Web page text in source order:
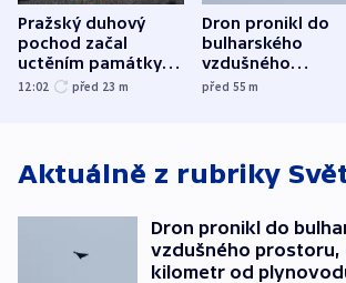
Pražský duhový
pochod začal
uctěním památky
obětí berlínského
12:02 před 23 m
Dron pronikl do
bulharského
vzdušného
prostoru,
před 55m
Aktuálně z rubriky
Dron pronikl do
vzdušného prostoru,
kilometr od